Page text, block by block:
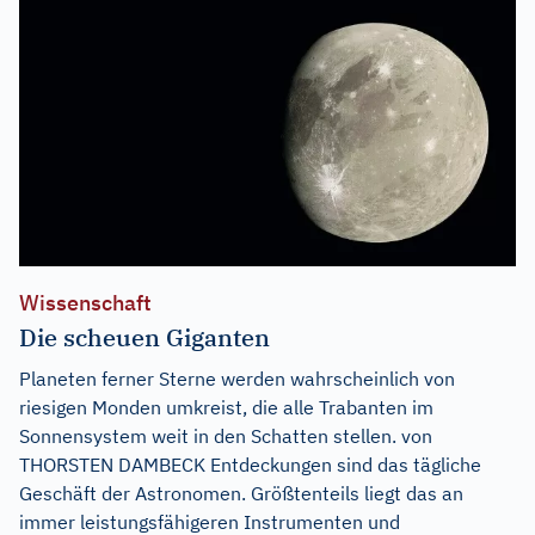
Wissenschaft
Die scheuen Giganten
Planeten ferner Sterne werden wahrscheinlich von
riesigen Monden umkreist, die alle Trabanten im
Sonnensystem weit in den Schatten stellen. von
THORSTEN DAMBECK Entdeckungen sind das tägliche
Geschäft der Astronomen. Größtenteils liegt das an
immer leistungsfähigeren Instrumenten und